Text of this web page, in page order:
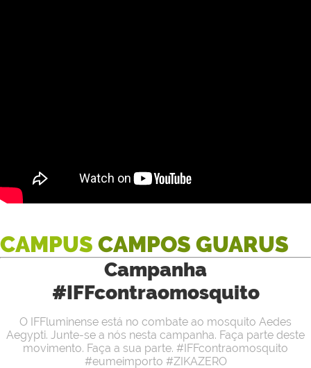
CAMPUS CAMPOS GUARUS
Campanha
#IFFcontraomosquito
O IFFluminense está no combate ao mosquito Aedes
Aegypti. Junte-se a nós nesta campanha. Faça parte deste
movimento. Faça a sua parte. #IFFcontraomosquito
#eumeimporto #ZIKAZERO